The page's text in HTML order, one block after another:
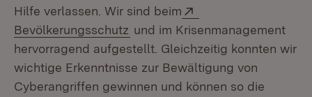
Hilfe verlassen. Wir sind beim
Bevölkerungsschutz (Öffnet in neuem Fenster)
und im Krisenmanagement
hervorragend aufgestellt. Gleichzeitig konnten wir
wichtige Erkenntnisse zur Bewältigung von
Cyberangriffen gewinnen und können so die